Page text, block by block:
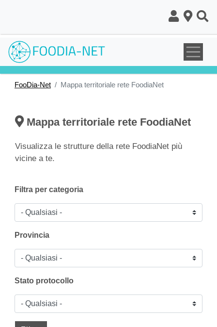
FooDia-Net Mappa territoriale rete FoodiaNet
Mappa territoriale rete FoodiaNet
Visualizza le strutture della rete FoodiaNet più
vicine a te.
Filtra per categoria
Provincia
Stato protocollo